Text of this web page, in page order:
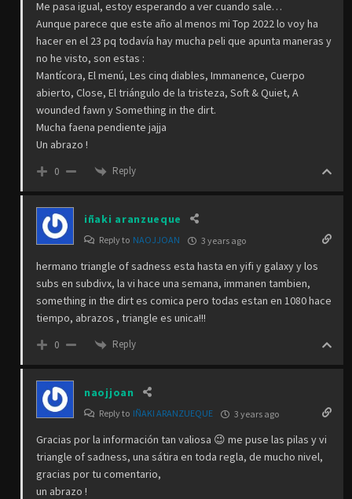
Me pasa igual, estoy esperando a ver cuando sale…
Aunque parece que este año al menos mi Top 2022 lo voy ha
hacer en el 23 pq todavía hay mucha peli que apunta maneras y
no he visto, son estas :
Mantícora, El menú, Les cinq diables, Immanence, Cuerpo
abierto, Close, El triángulo de la tristeza, Soft & Quiet, A
wounded fawn y Something in the dirt.
Mucha faena pendiente jajja
Un abrazo !
0 Reply
iñaki aranzueque
Reply to NAOJJOAN 3 years ago
hermano triangle of sadness esta hasta en yifi y galaxy y los
subs en subdivx, la vi hace una semana, immanen tambien,
something in the dirt es comica pero todas estan en 1080 hace
tiempo, abrazos , triangle es unica!!!
0 Reply
naojjoan
Reply to IÑAKI ARANZUEQUE 3 years ago
Gracias por la información tan valiosa 😉 me puse las pilas y vi
triangle of sadness, una sátira en toda regla, de mucho nivel,
gracias por tu comentario,
un abrazo !